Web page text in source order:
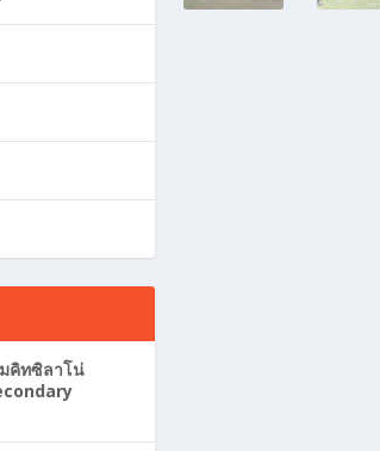
คิทซิลาโน่